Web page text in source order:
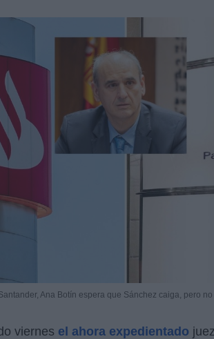
Ana Botín espera que Sánchez caiga, pero
viernes el ahora expedientado juez